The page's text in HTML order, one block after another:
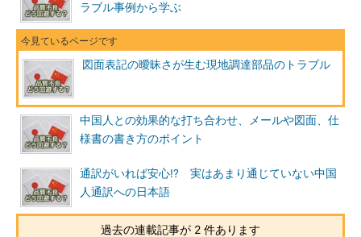
ラブル事例から学ぶ
図面表記の曖昧さが生む現地調達部品のトラブル
中国人との効果的な打ち合わせ、メールや図面、仕
様書の書き方のポイント
通訳がいれば安心!? 実はあまり通じていない中国
人通訳への日本語
過去の連載記事が 2 件あります